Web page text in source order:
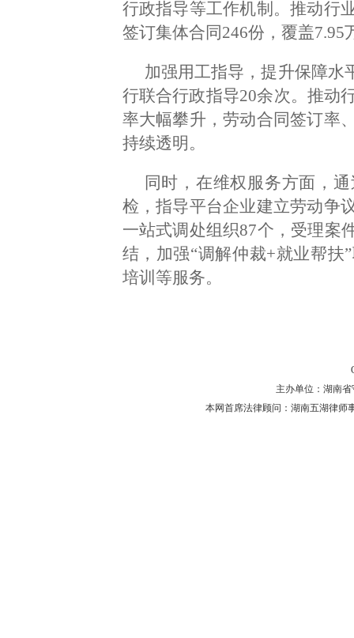
行政指导等工作机制。推动行
签订集体合同246份，覆盖7.95
加强用工指导，提升保障水
行联合行政指导20余次。推动
率大幅攀升，劳动合同签订率
持续透明。
同时，在维权服务方面，
检，指导平台企业建立劳动争
一站式调处组织87个，受理案
结，加强“调解仲裁+就业帮扶
培训等服务。
主办单位：湖南省
本网首席法律顾问：湖南五湖律师